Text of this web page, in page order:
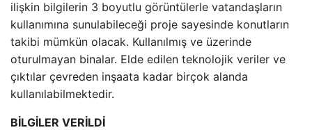
ilişkin bilgilerin 3 boyutlu görüntülerle vatandaşların
kullanımına sunulabileceği proje sayesinde konutların
takibi mümkün olacak. Kullanılmış ve üzerinde
oturulmayan binalar. Elde edilen teknolojik veriler ve
çıktılar çevreden inşaata kadar birçok alanda
kullanılabilmektedir.
BİLGİLER VERİLDİ